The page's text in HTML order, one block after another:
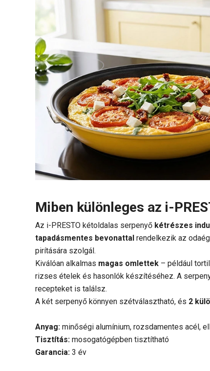
Miben különleges az i-
Az i-PRESTO kétoldalas serpenyő kétrészes
tapadásmentes bevonattal rendelkezik az
pirítására szolgál.
Kiválóan alkalmas magas omlettek – például
rizses ételek és hasonlók készítéséhez. A
recepteket is találsz.
A két serpenyő könnyen szétválasztható, és 2
Anyag: minőségi alumínium, rozsdamentes acél,
Tisztítás: mosogatógépben tisztítható
Garancia: 3 év